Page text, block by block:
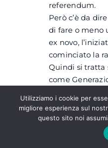
referendum.
Però c’è da
di fare o meno
ex novo,
cominciato la
Quindi si tratta
come
parte Ugo
Stante così le
Generazioni
perché si
Utilizziamo i cookie per
migliore esperienza sul
questo sito noi